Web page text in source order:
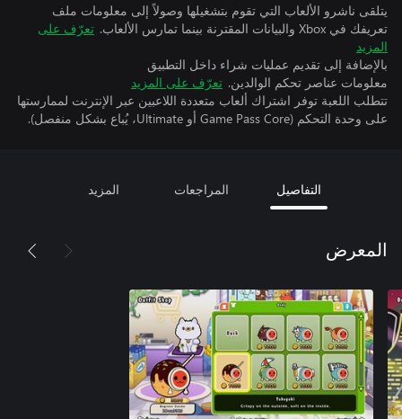
يتلقى ناشرو الألعاب التي تقوم بتشغيلها وصولاً إلى معلومات ملف
تعريفك في Xbox والبيانات المقترنة بينما تمارس الألعاب.
تعرّف على
المزيد
بالإضافة إلى تقديم عمليات شراء داخل التطبيق
معلومات عناصر تحكم الوالدين. تعرّف على المزيد
تتطلب اللعبة توفر اشتراك ألعاب متعددة اللاعبين عبر الإنترنت لممارستها
على وحدة التحكم (Game Pass Core أو Ultimate، يُباع بشكل منفصل).
التفاصيل المراجعات المزيد
المعرض